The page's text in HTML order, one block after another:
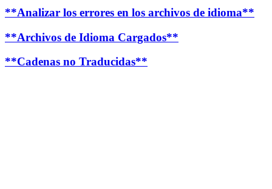
**Analizar los errores en los archivos de idioma**
**Archivos de Idioma Cargados**
**Cadenas no Traducidas**